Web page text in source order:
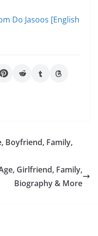
Do Jasoos [English
Boyfriend, Family,
Girlfriend, Family,
Biography & More